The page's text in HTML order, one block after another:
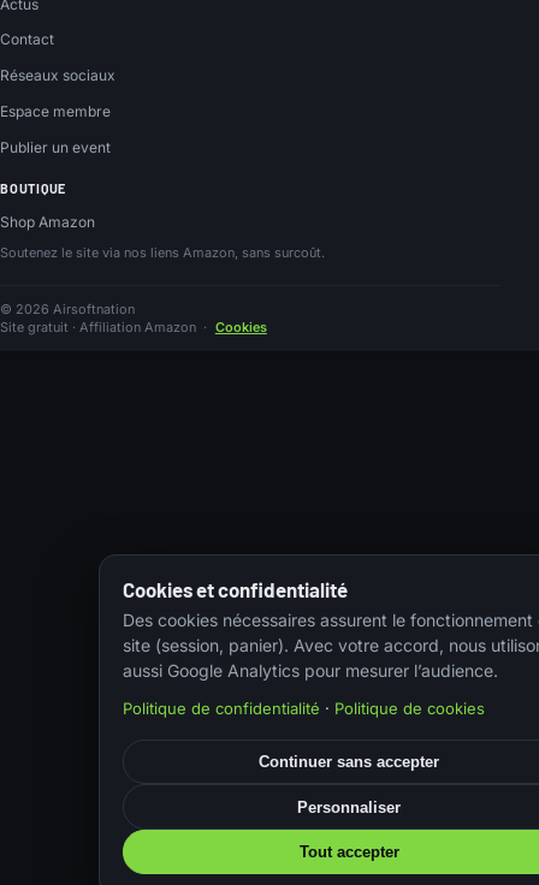
Actus
Contact
Réseaux sociaux
Espace membre
Publier un event
BOUTIQUE
Shop Amazon
Soutenez le site via nos liens Amazon, sans surcoût.
© 2026 Airsoftnation
Site gratuit · Affiliation Amazon · Cookies
Cookies et confidentialité
Des cookies nécessaires assurent le fonctionnement
site (session, panier). Avec votre accord, nous
aussi Google Analytics pour mesurer l’audience.
Politique de confidentialité · Politique de cookies
Continuer sans accepter
Personnaliser
Tout accepter